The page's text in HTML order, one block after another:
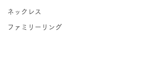
ネックレス
ファミリーリング